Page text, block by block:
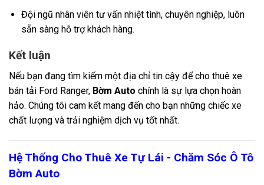
Đội ngũ nhân viên tư vấn nhiệt tình, chuyên nghiệp, luôn
sẵn sàng hỗ trợ khách hàng.
Kết luận
Nếu bạn đang tìm kiếm một địa chỉ tin cậy để cho thuê xe
bán tải Ford Ranger, Bờm Auto chính là sự lựa chọn hoàn
hảo. Chúng tôi cam kết mang đến cho bạn những chiếc xe
chất lượng và trải nghiệm dịch vụ tốt nhất.
Hệ Thống Cho Thuê Xe Tự Lái - Chăm Sóc Ô Tô
Bờm Auto